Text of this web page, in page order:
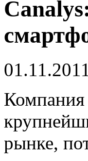
01.11.2011
Компания
рынке,